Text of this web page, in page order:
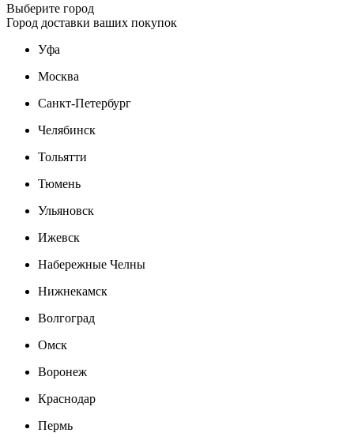
Выберите город
Город доставки ваших покупок
Уфа
Москва
Санкт-Петербург
Челябинск
Тольятти
Тюмень
Ульяновск
Ижевск
Набережные Челны
Нижнекамск
Волгоград
Омск
Воронеж
Краснодар
Пермь